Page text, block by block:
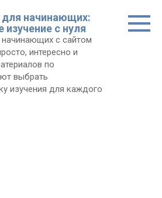
для начинающих:
с нуля
с сайтом
интересно и
по
выбрать
изучения для каждого